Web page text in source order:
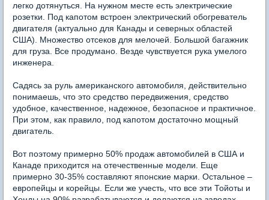
легко дотянуться. На нужном месте есть электрические
розетки. Под капотом встроен электрический обогреватель
двигателя (актуально для Канады и северных областей
США). Множество отсеков для мелочей. Большой багажник
для груза. Все продумано. Везде чувствуется рука умелого
инженера.
Садясь за руль американского автомобиля, действительно
понимаешь, что это средство передвижения, средство
удобное, качественное, надежное, безопасное и практичное.
При этом, как правило, под капотом достаточно мощный
двигатель.
Вот поэтому примерно 50% продаж автомобилей в США и
Канаде приходится на отечественные модели. Еще
примерно 30-35% составляют японские марки. Остальное –
европейцы и корейцы. Если же учесть, что все эти Тойоты и